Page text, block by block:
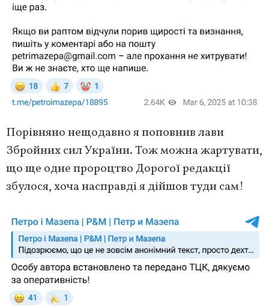
Порівняно нещодавно я поповнив лави
Збройних сил України. Тож можна жартувати,
що ще одне пророцтво Дорогої редакції
збулося, хоча насправді я дійшов туди сам!